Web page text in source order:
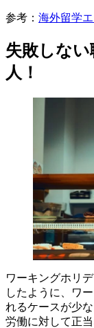
参考： 海外留学
失敗しな
人！
ワーキングホリ
したように、ワ
れるケースが少
労働に対して正